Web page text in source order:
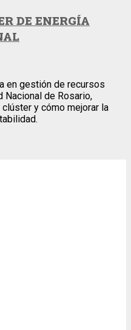
DE ENERGÍA
en gestión de recursos
Nacional de Rosario,
y cómo mejorar la